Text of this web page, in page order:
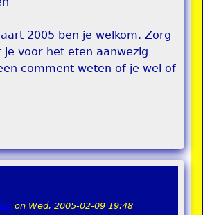
2005 ben je welkom. Zorg
je voor het eten aanwezig
comment weten of je wel of
on Wed, 2005-02-09 19:48